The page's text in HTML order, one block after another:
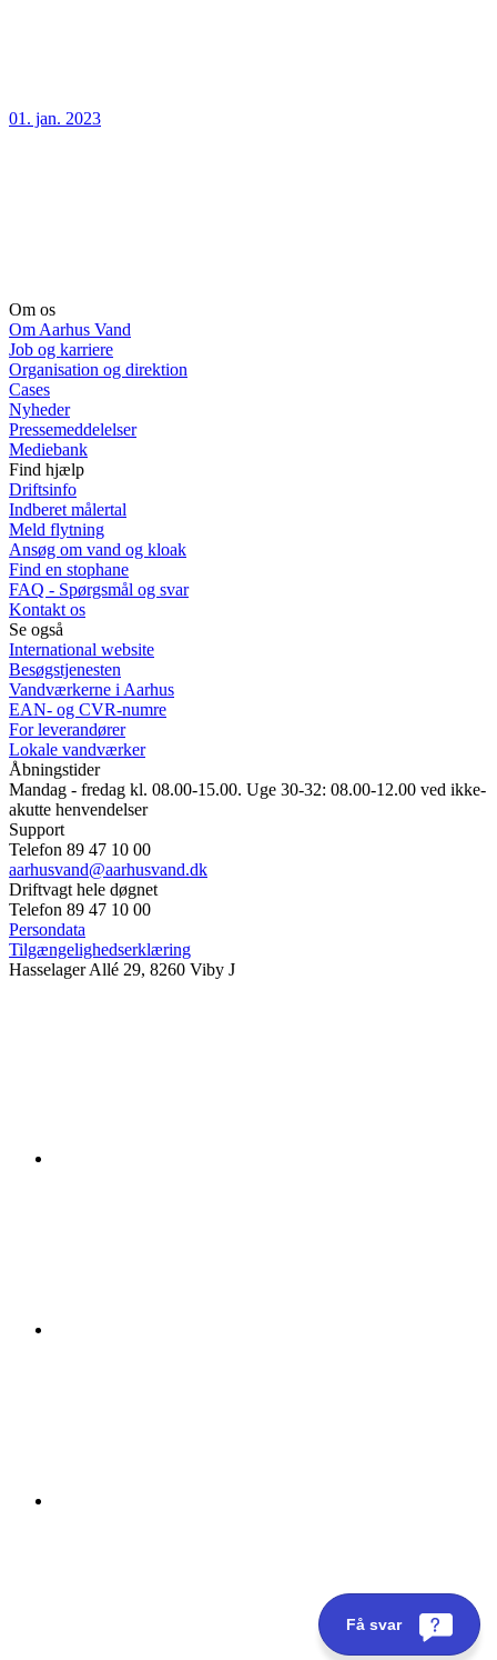
01. jan. 2023
Om os
Om Aarhus Vand
Job og karriere
Organisation og direktion
Cases
Nyheder
Pressemeddelelser
Mediebank
Find hjælp
Driftsinfo
Indberet målertal
Meld flytning
Ansøg om vand og kloak
Find en stophane
FAQ - Spørgsmål og svar
Kontakt os
Se også
International website
Besøgstjenesten
Vandværkerne i Aarhus
EAN- og CVR-numre
For leverandører
Lokale vandværker
Åbningstider
Mandag - fredag kl. 08.00-15.00. Uge 30-32: 08.00-12.00 ved ikke-
akutte henvendelser
Support
Telefon 89 47 10 00
aarhusvand@aarhusvand.dk
Driftvagt hele døgnet
Telefon 89 47 10 00
Persondata
Tilgængelighedserklæring
Hasselager Allé 29, 8260 Viby J
Få svar